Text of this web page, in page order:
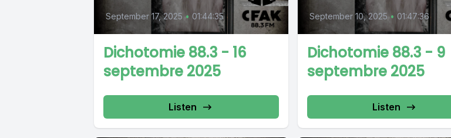
September 17, 2025 • 01:44:35
Dichotomie 88.3 - 16
septembre 2025
Listen
September 10, 2025 • 01:47:36
Dichotomie 88.3 - 9
septembre 2025
Listen